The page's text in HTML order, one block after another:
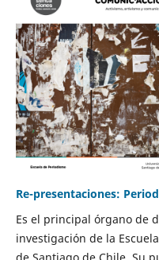
Re-presentaciones:
Es el principal órgano de
investigación de la
de Santiago de Chile. Su